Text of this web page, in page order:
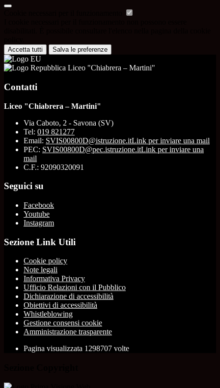
Accetta tutti Salva le preferenze
Liceo "Chiabrera – Martini"
Contatti
Liceo "Chiabrera – Martini"
Via Caboto, 2 - Savona (SV)
Tel: 019 821277
Email: SVIS00800D@istruzione.itLink per inviare una mail
PEC: SVIS00800D@pec.istruzione.itLink per inviare una
mail
C.F.: 92090320091
Seguici su
Facebook
Youtube
Instagram
Sezione Link Utili
Cookie policy
Note legali
Informativa Privacy
Ufficio Relazioni con il Pubblico
Dichiarazione di accessibilità
Obiettivi di accessibilità
Whistleblowing
Gestione consensi cookie
Amministrazione trasparente
Pagina visualizzata 1298707 volte